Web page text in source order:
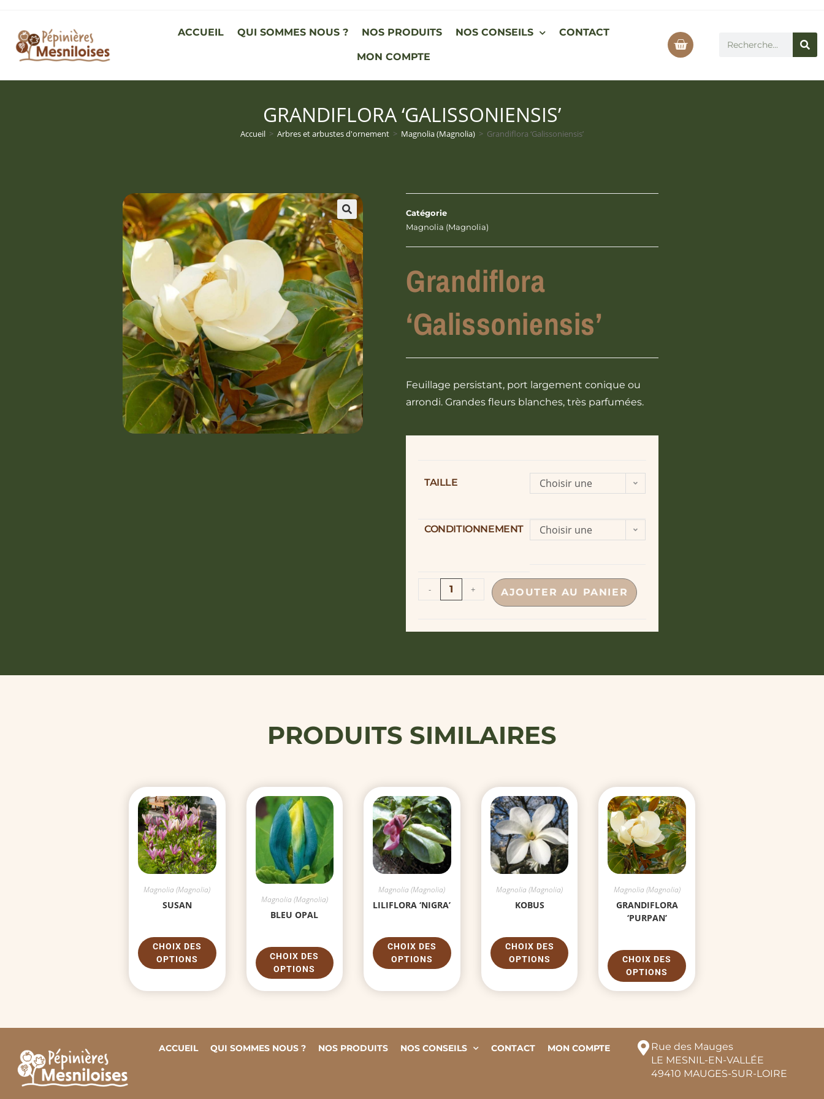
ACCUEIL QUI SOMMES NOUS ? NOS PRODUITS NOS CONSEILS CONTACT
MON COMPTE
GRANDIFLORA ‘GALISSONIENSIS’
Accueil > Arbres et arbustes d'ornement > Magnolia (Magnolia) > Grandiflora ‘Galissoniensis’
Catégorie
Magnolia (Magnolia)
Grandiflora
‘Galissoniensis’
Feuillage persistant, port largement conique ou
arrondi. Grandes fleurs blanches, très parfumées.
TAILLE
Choisir une
CONDITIONNEMENT
Choisir une
- + AJOUTER AU PANIER
PRODUITS SIMILAIRES
Magnolia (Magnolia)
SUSAN
CHOIX DES
OPTIONS
Magnolia (Magnolia)
BLEU OPAL
CHOIX DES
OPTIONS
Magnolia (Magnolia)
LILIFLORA ‘NIGRA’
CHOIX DES
OPTIONS
Magnolia (Magnolia)
KOBUS
CHOIX DES
OPTIONS
Magnolia (Magnolia)
GRANDIFLORA
‘PURPAN’
CHOIX DES
OPTIONS
ACCUEIL QUI SOMMES NOUS ? NOS PRODUITS NOS CONSEILS CONTACT MON COMPTE
Rue des Mauges
LE MESNIL-EN-VALLÉE
49410 MAUGES-SUR-LOIRE